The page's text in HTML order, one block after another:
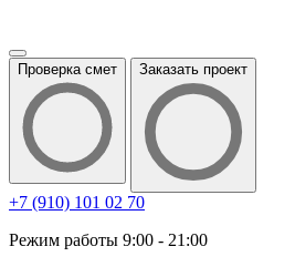
Проверка смет Заказать проект
+7 (910) 101 02 70
Режим работы 9:00 - 21:00